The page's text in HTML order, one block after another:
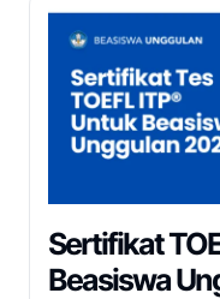
Sertifikat
Beasiswa